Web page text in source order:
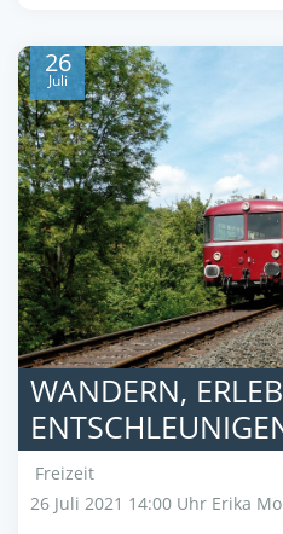
26
Juli
WANDERN,
Freizeit
26 Juli 2021 14:00 Uhr Erika